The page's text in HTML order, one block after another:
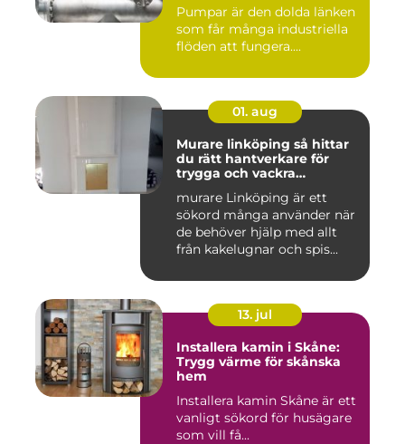
Pumpar är den dolda länken
som får många industriella
flöden att fungera....
01. aug
Murare linköping så hittar
du rätt hantverkare för
trygga och vackra
murare Linköping är ett
sökord många använder när
de behöver hjälp med allt
från kakelugnar och spis...
13. jul
Installera kamin i Skåne:
Trygg värme för skånska
hem
Installera kamin Skåne är ett
vanligt sökord för husägare
som vill få...